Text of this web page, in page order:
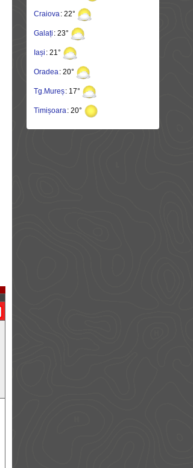
Craiova: 22°
Galați : 23°
Iași : 21°
Oradea: 20°
Tg.Mureș: 17°
Timișoara: 20°